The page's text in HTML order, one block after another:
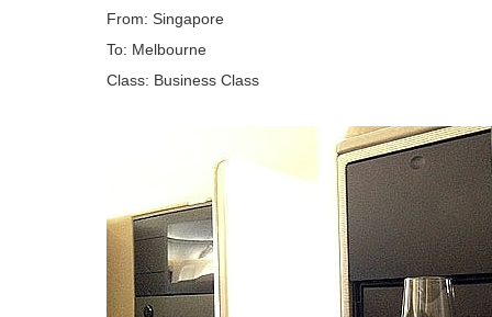
From: Singapore
To: Melbourne
Class: Business Class